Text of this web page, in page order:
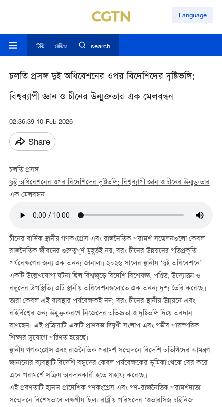
Language
টিভি রেডিও search
চলতি প্রসঙ্গ দুই অধিবেশনের ওপর বিদেশিদের দৃষ্টিভঙ্গি:
বিশ্বব্যাপী জ্ঞান ও চীনের উন্মুক্ততার এক মেলবন্ধন
02:36:39 10-Feb-2026
Share
চলতি প্রসঙ্গ
দুই অধিবেশনের ওপর বিদেশিদের দৃষ্টিভঙ্গি: বিশ্বব্যাপী জ্ঞান ও চীনের উন্মুক্ততার
এক মেলবন্ধন
চীনের বার্ষিক স্থানীয় গণকংগ্রেস এবং রাজনৈতিক পরামর্শ সম্মেলনগুলো কেবল
রাজনৈতিক জীবনের গুরুত্বপূর্ণ মুহূর্তই নয়, বরং চীনের উন্নয়নের গতিপ্রকৃতি
পর্যবেক্ষণের জন্য এক অনন্য জানালা। ২০২৬ সালের স্থানীয় ‘দুই অধিবেশনে’
একটি উল্লেখযোগ্য ঘটনা ছিল বিশ্বজুড়ে বিদেশি বিশেষজ্ঞ, পণ্ডিত, উদ্যোক্তা ও
বন্ধুদের উপস্থিতি। এটি স্থানীয় অধিবেশনগুলোতে এক অনন্য দৃশ্য তৈরি করেছে।
তারা কেবল এই ব্যবস্থার পর্যবেক্ষকই নন; বরং চীনের স্থানীয় উন্নয়নে এবং
বহির্বিশ্বের জন্য উন্মুক্তকরণে নিজেদের অভিজ্ঞতা ও দৃষ্টিভঙ্গি দিয়ে অবদান
রাখছেন। এই প্রক্রিয়াটি একটি প্রাণবন্ত দ্বিমুখী সংলাপ এবং গভীর পারস্পরিক
শিক্ষার সুযোগে পরিণত হয়েছে।
স্থানীয় গণকংগ্রেস এবং রাজনৈতিক পরামর্শ সম্মেলনে বিদেশি অতিথিদের আমন্ত্রণ
জানানোর ব্যবস্থাটি বিদেশি বন্ধুদের কেবল পর্যবেক্ষকের ভূমিকা থেকে বের করে
এনে পরামর্শে সক্রিয় অবদানকারী হতে সাহায্য করেছে।
এই প্রবণতাটি হ্যনান প্রাদেশিক গণকংগ্রেস এবং গণ-রাজনৈতিক পরামর্শদাতা
সম্মেলনে বিশেষভাবে লক্ষণীয় ছিল। রাষ্ট্রীয় পরিষদের ‘ওভারসিজ চাইনিজ